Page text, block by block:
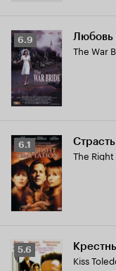
Рейтинг
Кинопоиска
6.9
6.9 Любовь
The War
Рейтинг
Кинопоиска
6.1
6.1 Страсть
The
Рейтинг
Кинопоиска
5.6
Kiss